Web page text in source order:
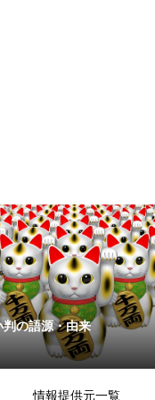
判の語源・由来
情報提供元一覧